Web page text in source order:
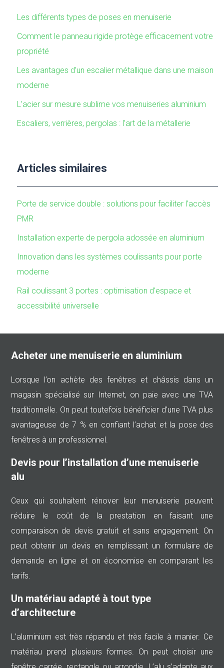
Les différents types de poses en menuiserie
Comment le panneau rigide protège efficacement votre
propriété
Les avantages d’un escalier métallique dans une maison
moderne
L’acier sur mesure sublime vos menuiseries aluminium
Escaliers, verrières, pergolas : l’art de la métallerie
Articles similaires
Porte de service double : solutions pour faciliter l’accès
PMR
Installation experte de pergola adossée en aluminium
Innovation dans les systèmes coulissants pour porte
moderne
Rail coulissant 3 portes : optimisation d’espace et
accessibilité universelle
Acheter une menuiserie en aluminium
Lorsque l’on achète des fenêtres et châssis dans un
magasin spécialisé sur Internet, on paie avec une TVA
traditionnelle. On peut toutefois bénéficier d’une TVA plus
avantageuse de 7 % en confiant l’achat et la pose des
fenêtres à un professionnel.
Devis pour l’installation d’une menuiserie
alu
Ceux qui souhaitent rénover leur menuiserie peuvent
réduire le coût de la prestation en faisant une
comparaison de devis gratuit et sans engagement. On
peut obtenir un devis en remplissant un formulaire de
demande en ligne et on économise en comparant les
tarifs.
Un matériau adapté à tout type
d’architecture
L’aluminium est très répandu et très facile à manier. Ce
matériau prend plusieurs formes. On peut choisir une